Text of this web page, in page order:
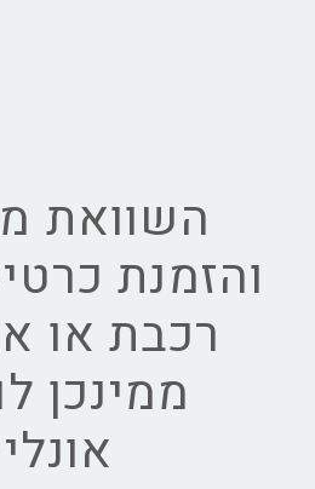
השוואת
והזמנת
רכבת או
ממינכן